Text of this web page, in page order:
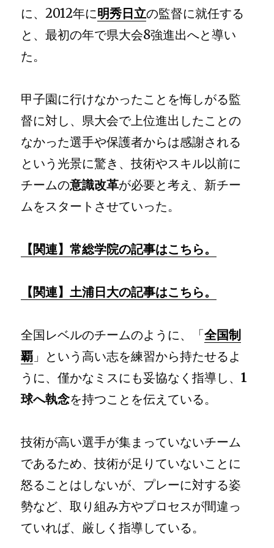
に、2012年に明秀日立の監督に就任する
と、最初の年で県大会8強進出へと導い
た。
甲子園に行けなかったことを悔しがる監
督に対し、県大会で上位進出したことの
なかった選手や保護者からは感謝される
という光景に驚き、技術やスキル以前に
チームの意識改革が必要と考え、新チー
ムをスタートさせていった。
【関連】常総学院の記事はこちら。
【関連】土浦日大の記事はこちら。
全国レベルのチームのように、「全国制
覇 」という高い志を練習から持たせるよ
うに、僅かなミスにも妥協なく指導し、1
球へ執念を持つことを伝えている。
技術が高い選手が集まっていないチーム
であるため、技術が足りていないことに
怒ることはしないが、プレーに対する姿
勢など、取り組み方やプロセスが間違っ
ていれば、厳しく指導している。